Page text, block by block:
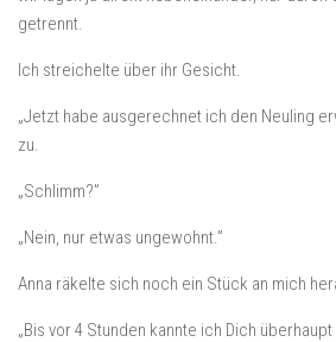
getrennt.
Ich streichelte über ihr Gesicht.
„Jetzt habe ausgerechnet ich den Neuling
zu.
„Schlimm?”
„Nein, nur etwas ungewohnt.”
Anna räkelte sich noch ein Stück an mich
„Bis vor 4 Stunden kannte ich Dich